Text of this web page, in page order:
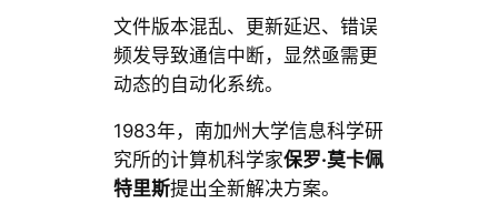
文件版本混乱、更新延迟、错误
频发导致通信中断，显然亟需更
动态的自动化系统。
1983年，南加州大学信息科学研
究所的计算机科学家保罗·莫卡佩
特里斯提出全新解决方案。